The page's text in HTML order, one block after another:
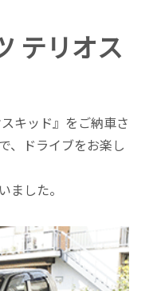
テリオス
キッド』をご納車さ
、ドライブをお楽し
ました。